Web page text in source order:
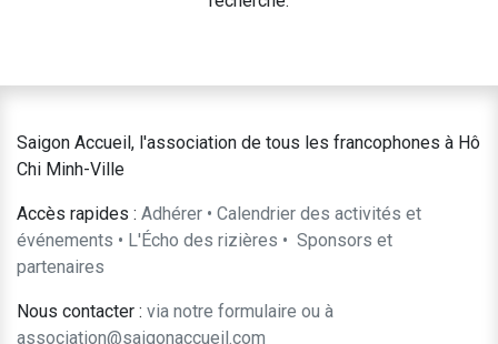
Saigon Accueil, l'association de tous les francophones à Hô
Chi Minh-Ville
Accès rapides : Adhérer • Calendrier des activités et
événements • L'Écho des rizières • ​Sponsors et
partenaires​​
Nous contacter : ​via notre formulaire ou à
association@saigonaccueil.com